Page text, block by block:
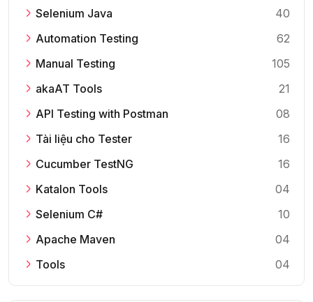
Selenium Java
40
Automation Testing
62
Manual Testing
105
akaAT Tools
21
API Testing with Postman
08
Tài liệu cho Tester
16
Cucumber TestNG
16
Katalon Tools
04
Selenium C#
10
Apache Maven
04
Tools
04